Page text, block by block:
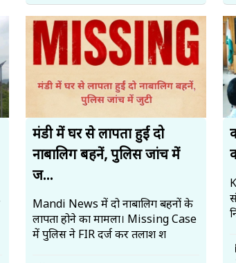
मंडी में घर से लापता हुईं दो
नाबालिग बहनें, पुलिस जांच में
ज...
Mandi News में दो नाबालिग बहनों के
लापता होने का मामला। Missing Case
में पुलिस ने FIR दर्ज कर तलाश श